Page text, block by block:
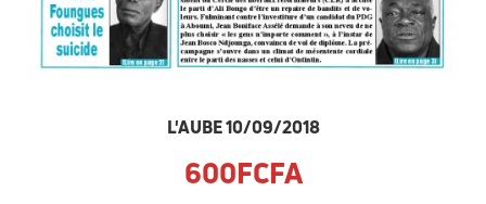
L'AUBE 10/09/2018
600FCFA